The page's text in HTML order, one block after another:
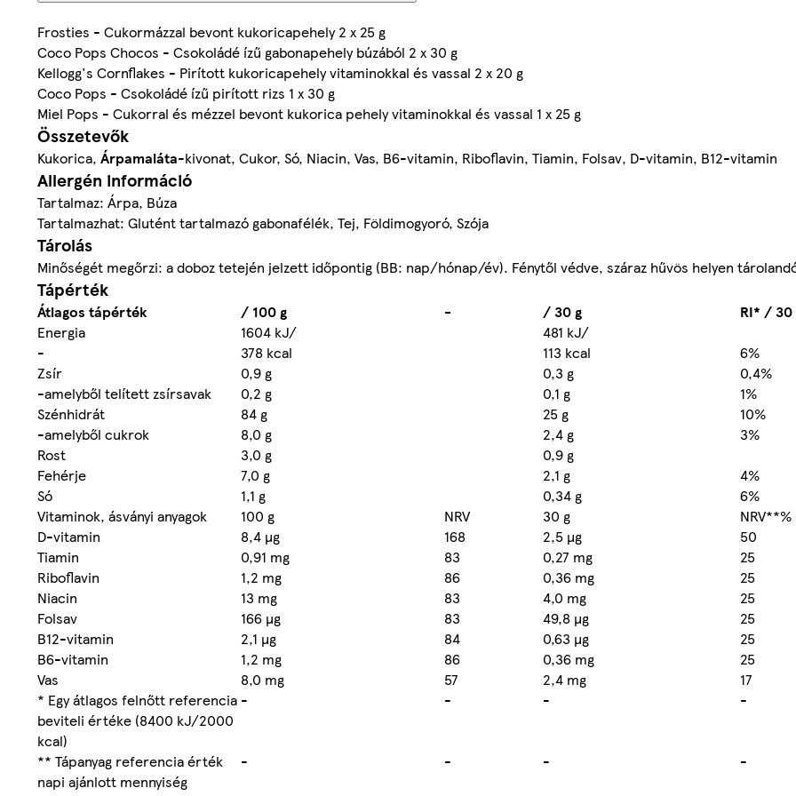
Frosties - Cukormázzal bevont kukoricapehely 2 x 25 g
Coco Pops Chocos - Csokoládé ízű gabonapehely búzából 2 x 30 g
Kellogg's Cornflakes - Pirított kukoricapehely vitaminokkal és vassal 2 x 20 g
Coco Pops - Csokoládé ízű pirított rizs 1 x 30 g
Miel Pops - Cukorral és mézzel bevont kukorica pehely vitaminokkal és vassal 1 x 25 g
Összetevők
Kukorica, Árpamaláta-kivonat, Cukor, Só, Niacin, Vas, B6-vitamin, Riboflavin, Tiamin, Folsav, D-vitamin, B12-vitamin
Allergén információ
Tartalmaz: Árpa, Búza
Tartalmazhat: Glutént tartalmazó gabonafélék, Tej, Földimogyoró, Szója
Tárolás
Minőségét megőrzi: a doboz tetején jelzett időpontig (BB: nap/hónap/év). Fénytől védve, száraz hűvös helyen
Tápérték
Átlagos tápérték / 100 g - / 30 g
RI* / 30
Energia
1604 kJ/
481 kJ/
-
378 kcal 113 kcal
6%
Zsír
0,9 g 0,3 g
0,4%
-amelyből telített zsírsavak
0,2 g 0,1 g
1%
Szénhidrát
84 g 25 g
10%
-amelyből cukrok
8,0 g 2,4 g
3%
Rost
3,0 g
0,9 g
Fehérje
7,0 g 2,1 g
4%
Só
1,1 g 0,34 g
6%
Vitaminok, ásványi anyagok
100 g NRV 30 g
NRV**%
D-vitamin
8,4 µg 168 2,5 µg
50
Tiamin
0,91 mg 83 0,27 mg
25
Riboflavin
1,2 mg 86 0,36 mg
25
Niacin
13 mg 83 4,0 mg
25
Folsav
166 µg 83 49,8 µg
25
B12-vitamin
2,1 µg 84 0,63 µg
25
B6-vitamin
1,2 mg 86 0,36 mg
25
Vas
8,0 mg 57 2,4 mg
17
* Egy átlagos felnőtt referencia
beviteli értéke (8400 kJ/2000
kcal)
- - - -
** Tápanyag referencia érték
napi ajánlott mennyiség
- - - -